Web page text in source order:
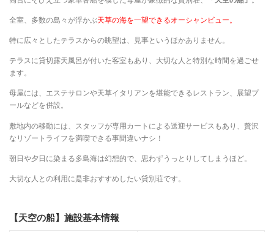
全室、多数の島々が浮かぶ天草の海を一望できるオーシャンビュー。
特に広々としたテラスからの眺望は、見事というほかありません。
テラスに貸切露天風呂が付いた客室もあり、大切な人と特別な時間を過ごせ
ます。
母屋には、エステサロンや天草イタリアンを堪能できるレストラン、展望プ
ールなどを併設。
敷地内の移動には、スタッフが専用カートによる送迎サービスもあり、贅沢
なリゾートライフを満喫できる事間違いナシ！
朝日や夕日に染まる多島海は幻想的で、思わずうっとりしてしまうほど。
大切な人との利用に是非おすすめしたい貸別荘です。
【天空の船】施設基本情報